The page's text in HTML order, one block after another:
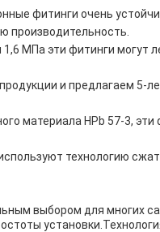
фитинги очень
производительность.
МПа эти фитинги могут
и предлагаем 5-
материала HPb 57-3, эти
технологию
выбором для многих